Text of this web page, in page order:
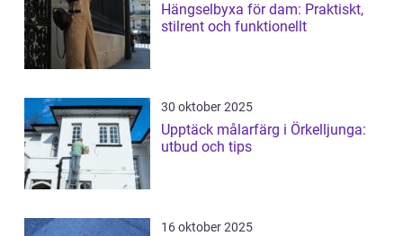
Hängselbyxa för dam: Praktiskt,
stilrent och funktionellt
30 oktober 2025
Upptäck målarfärg i Örkelljunga:
utbud och tips
16 oktober 2025